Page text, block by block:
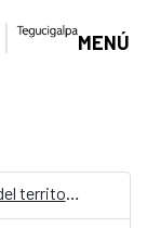
MENÚ
Taller Curaduría comunitaria y narrativas del territorio